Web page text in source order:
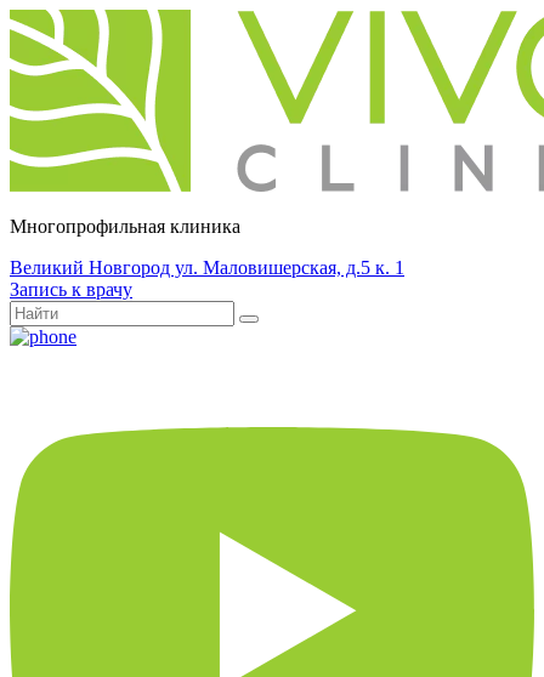
Многопрофильная клиника
Великий Новгород ул. Маловишерская, д.5 к. 1
Запись к врачу